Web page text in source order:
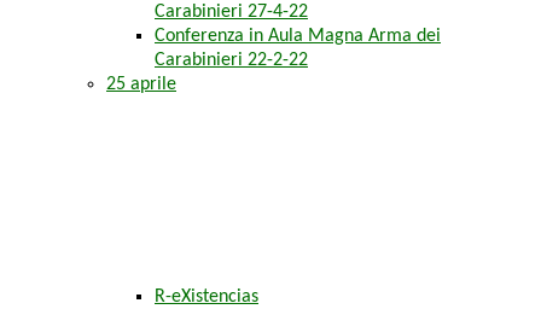
Carabinieri 27-4-22
Conferenza in Aula Magna Arma dei
Carabinieri 22-2-22
25 aprile
R-eXistencias